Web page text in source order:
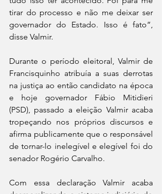
tirar do processo e não me deixar ser
governador do Estado. Isso é fato”,
disse Valmir.
Durante o período eleitoral, Valmir de
Francisquinho atribuía a suas derrotas
na justiça ao então candidato na época
e hoje governador Fábio Mitidieri
(PSD), passado a eleição Valmir acaba
tropeçando nos próprios discursos e
afirma publicamente que o responsável
de tornar-lo inelegível e elegível foi do
senador Rogério Carvalho.
Com essa declaração Valmir acaba